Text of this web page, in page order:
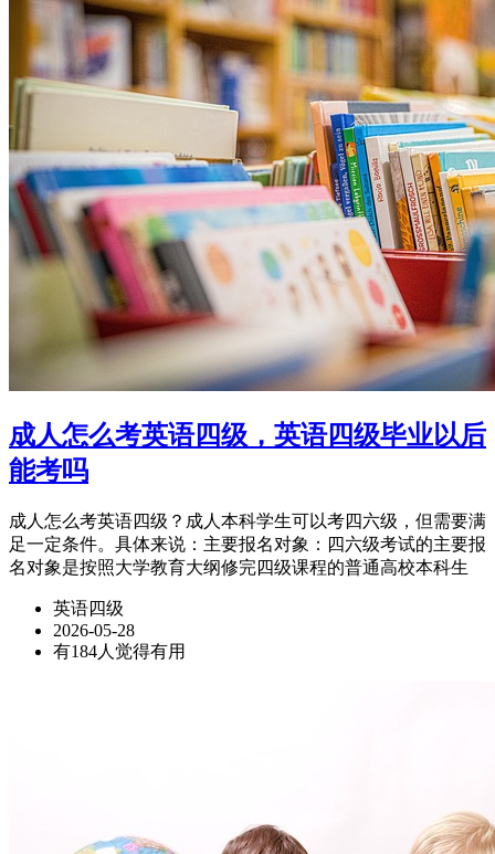
成人怎么考英语四级，英语四级毕业以后
能考吗
成人怎么考英语四级？成人本科学生可以考四六级，但需要满
足一定条件。具体来说：主要报名对象：四六级考试的主要报
名对象是按照大学教育大纲修完四级课程的普通高校本科生
英语四级
2026-05-28
有184人觉得有用